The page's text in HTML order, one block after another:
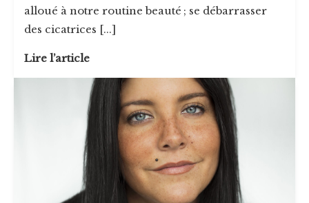
alloué à notre routine beauté ; se débarrasser
des cicatrices [...]
Lire l’article